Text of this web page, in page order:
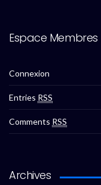
Espace Membres
Connexion
Entries RSS
Comments RSS
Archives